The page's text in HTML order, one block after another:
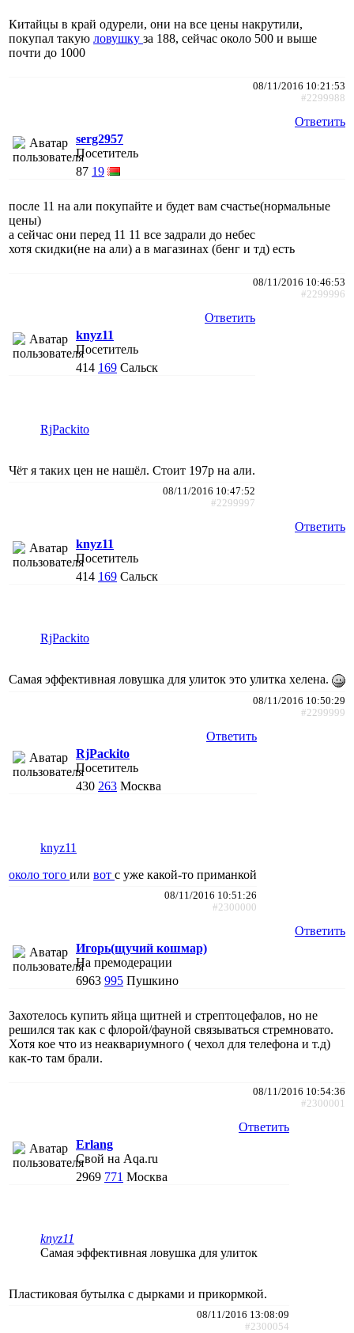
Китайцы в край одурели, они на все цены накрутили,
покупал такую ловушку за 188, сейчас около 500 и выше
почти до 1000
08/11/2016 10:21:53
#2299988
Ответить
serg2957
Посетитель
87 19
после 11 на али покупайте и будет вам счастье(нормальные
цены)
а сейчас они перед 11 11 все задрали до небес
хотя скидки(не на али) а в магазинах (бенг и тд) есть
08/11/2016 10:46:53
#2299996
Ответить
knyz11
Посетитель
414 169 Сальск
RjPackito
Чёт я таких цен не нашёл. Стоит 197р на али.
08/11/2016 10:47:52
#2299997
Ответить
knyz11
Посетитель
414 169 Сальск
RjPackito
Самая эффективная ловушка для улиток это улитка хелена.
08/11/2016 10:50:29
#2299999
Ответить
RjPackito
Посетитель
430 263 Москва
knyz11
около того или вот с уже какой-то приманкой
08/11/2016 10:51:26
#2300000
Ответить
Игорь(щучий кошмар)
На премодерации
6963 995 Пушкино
Захотелось купить яйца щитней и стрептоцефалов, но не
решился так как с флорой/фауной связываться стремновато.
Хотя кое что из неаквариумного ( чехол для телефона и т.д)
как-то там брали.
08/11/2016 10:54:36
#2300001
Ответить
Erlang
Свой на Aqa.ru
2969 771 Москва
knyz11
Самая эффективная ловушка для улиток
Пластиковая бутылка с дырками и прикормкой.
08/11/2016 13:08:09
#2300054